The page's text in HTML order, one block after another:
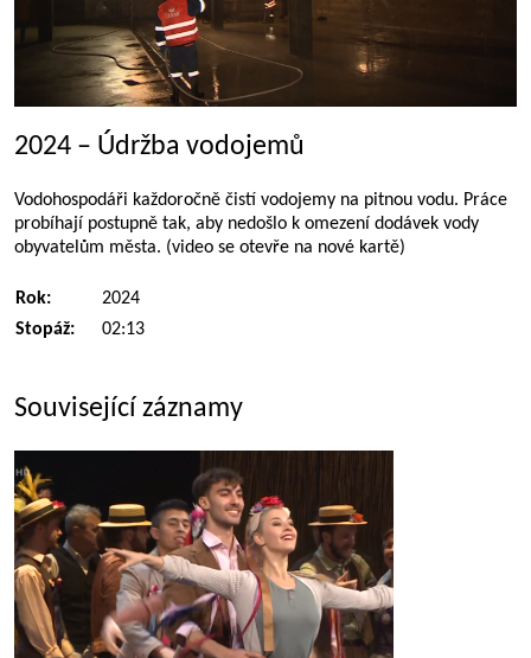
2024 – Údržba vodojemů
Vodohospodáři každoročně čistí vodojemy na pitnou vodu. Práce
probíhají postupně tak, aby nedošlo k omezení dodávek vody
obyvatelům města. (video se otevře na nové kartě)
Rok:
2024
Stopáž:
02:13
Související záznamy